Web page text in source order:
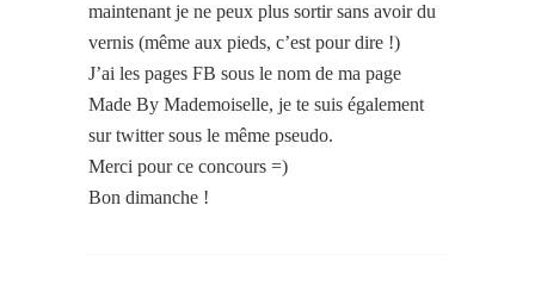
maintenant je ne peux plus sortir sans avoir du
vernis (même aux pieds, c’est pour dire !)
J’ai les pages FB sous le nom de ma page
Made By Mademoiselle, je te suis également
sur twitter sous le même pseudo.
Merci pour ce concours =)
Bon dimanche !